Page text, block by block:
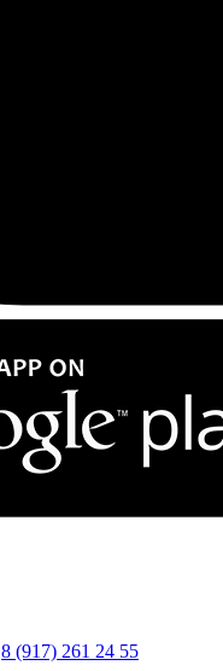
8 (917) 261 24 55